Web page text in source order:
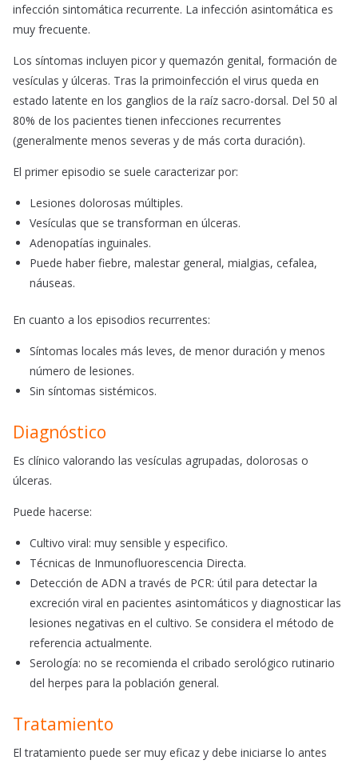
infección sintomática recurrente. La infección asintomática es
muy frecuente.
Los síntomas incluyen picor y quemazón genital, formación de
vesículas y úlceras. Tras la primoinfección el virus queda en
estado latente en los ganglios de la raíz sacro-dorsal. Del 50 al
80% de los pacientes tienen infecciones recurrentes
(generalmente menos severas y de más corta duración).
El primer episodio se suele caracterizar por:
Lesiones dolorosas múltiples.
Vesículas que se transforman en úlceras.
Adenopatías inguinales.
Puede haber fiebre, malestar general, mialgias, cefalea,
náuseas.
En cuanto a los episodios recurrentes:
Síntomas locales más leves, de menor duración y menos
número de lesiones.
Sin síntomas sistémicos.
Diagnóstico
Es clínico valorando las vesículas agrupadas, dolorosas o
úlceras.
Puede hacerse:
Cultivo viral: muy sensible y especifico.
Técnicas de Inmunofluorescencia Directa.
Detección de ADN a través de PCR: útil para detectar la
excreción viral en pacientes asintomáticos y diagnosticar las
lesiones negativas en el cultivo. Se considera el método de
referencia actualmente.
Serología: no se recomienda el cribado serológico rutinario
del herpes para la población general.
Tratamiento
El tratamiento puede ser muy eficaz y debe iniciarse lo antes